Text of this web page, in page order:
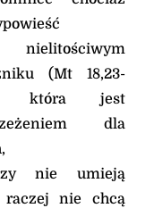
(Mt 18,23-
która jest
dla
nie umieją
raczej nie chcą